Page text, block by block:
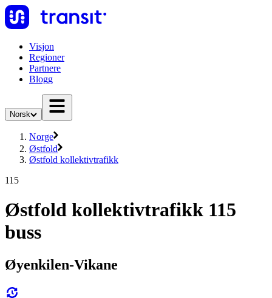
Visjon
Regioner
Partnere
Blogg
Norsk
Norge
Østfold
Østfold kollektivtrafikk
115
Østfold kollektivtrafikk 115
buss
Øyenkilen-Vikane